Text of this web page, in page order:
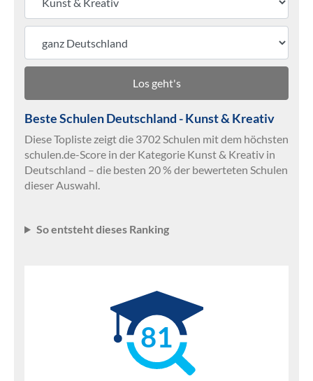
Los geht's
Beste Schulen Deutschland - Kunst & Kreativ
Diese Topliste zeigt die 3702 Schulen mit dem höchsten
schulen.de-Score in der Kategorie Kunst & Kreativ in
Deutschland – die besten 20 % der bewerteten Schulen
dieser Auswahl.
So entsteht dieses Ranking
81